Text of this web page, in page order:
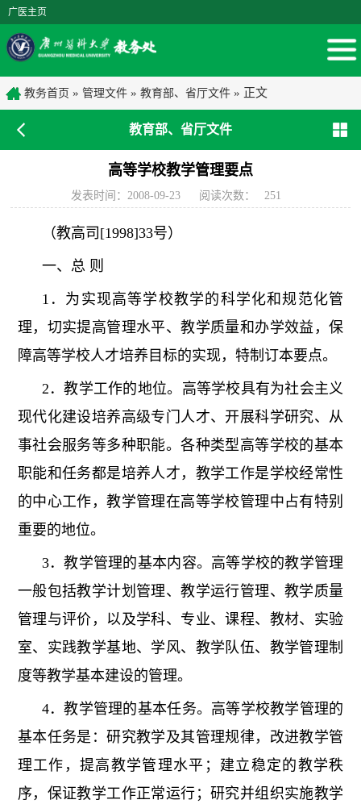
广医主页
教务首页 » 管理文件 » 教育部、省厅文件 » 正文
教育部、省厅文件
高等学校教学管理要点
发表时间：2008-09-23 阅读次数： 251
（教高司[1998]33号）
一、总 则
1．为实现高等学校教学的科学化和规范化管
理，切实提高管理水平、教学质量和办学效益，保
障高等学校人才培养目标的实现，特制订本要点。
2．教学工作的地位。高等学校具有为社会主义
现代化建设培养高级专门人才、开展科学研究、从
事社会服务等多种职能。各种类型高等学校的基本
职能和任务都是培养人才，教学工作是学校经常性
的中心工作，教学管理在高等学校管理中占有特别
重要的地位。
3．教学管理的基本内容。高等学校的教学管理
一般包括教学计划管理、教学运行管理、教学质量
管理与评价，以及学科、专业、课程、教材、实验
室、实践教学基地、学风、教学队伍、教学管理制
度等教学基本建设的管理。
4．教学管理的基本任务。高等学校教学管理的
基本任务是：研究教学及其管理规律，改进教学管
理工作，提高教学管理水平；建立稳定的教学秩
序，保证教学工作正常运行；研究并组织实施教学